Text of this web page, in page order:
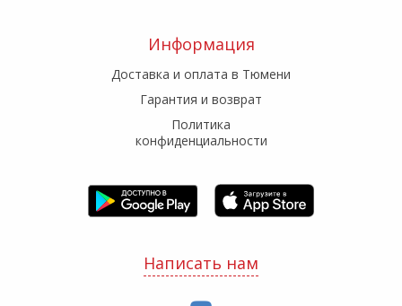
Информация
Доставка и оплата в Тюмени
Гарантия и возврат
Политика
конфиденциальности
Написать нам